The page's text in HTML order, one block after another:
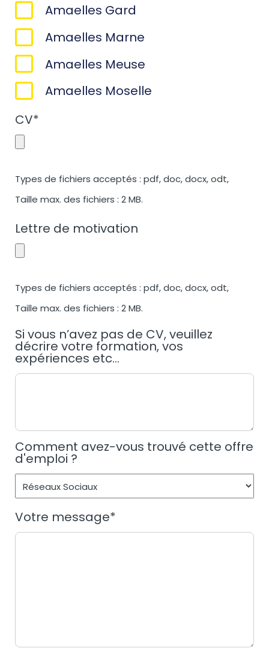
Amaelles Gard
Amaelles Marne
Amaelles Meuse
Amaelles Moselle
CV*
Types de fichiers acceptés : pdf, doc, docx, odt,
Taille max. des fichiers : 2 MB.
Lettre de motivation
Types de fichiers acceptés : pdf, doc, docx, odt,
Taille max. des fichiers : 2 MB.
Si vous n’avez pas de CV, veuillez
décrire votre formation, vos
expériences etc...
Comment avez-vous trouvé cette offre
d'emploi ?
Votre message*